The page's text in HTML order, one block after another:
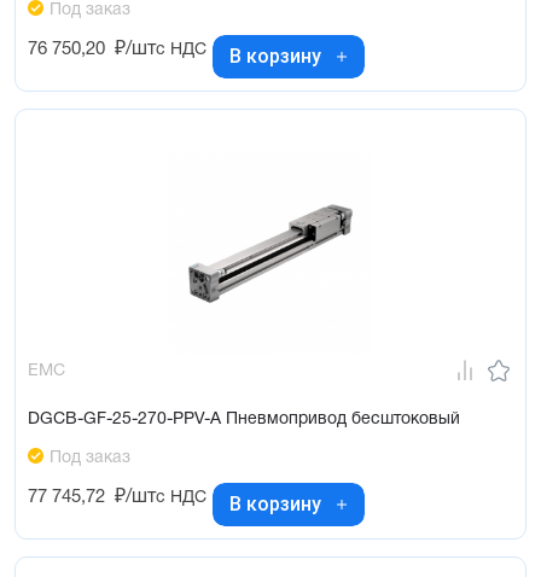
Под заказ
76 750,20 ₽/штс НДС В корзину
EMC
DGCB-GF-25-270-PPV-A Пневмопривод бесштоковый
Под заказ
77 745,72 ₽/штс НДС В корзину